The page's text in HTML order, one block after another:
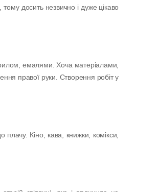
досить незвично і дуже цікаво
емалями. Хоча матеріалами,
правої руки. Створення робіт у
Кіно, кава, книжки, комікси,